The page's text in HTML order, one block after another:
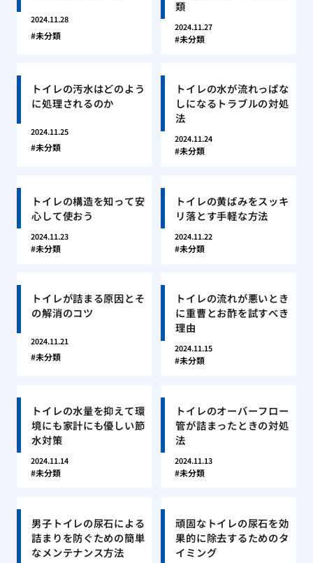
2024.11.28
未分類
類
2024.11.27
未分類
トイレの汚水はどのよう
に処理されるのか
2024.11.25
未分類
トイレの水が流れっぱな
しになるトラブルの対処
法
2024.11.24
未分類
トイレの構造を知って安
心して使おう
2024.11.23
未分類
トイレの黄ばみをスッキ
リ落とす手軽な方法
2024.11.22
未分類
トイレが詰まる原因とそ
の解消のコツ
2024.11.21
未分類
トイレの流れが悪いとき
に重曹とお酢を試すべき
理由
2024.11.15
未分類
トイレの水量を抑えて環
境にも家計にも優しい節
水対策
2024.11.14
未分類
トイレのオーバーフロー
管が詰まったときの対処
法
2024.11.13
未分類
男子トイレの尿石による
詰まりを防ぐための簡単
なメンテナンス方法
頑固なトイレの尿石を効
果的に除去するためのタ
イミング